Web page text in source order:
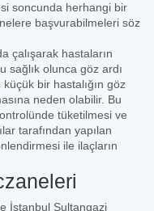
soncunda herhangi bir
başvurabilmeleri söz
çalışarak hastaların
sağlık olunca göz ardı
bir hastalığın göz
neden olabilir. Bu
tüketilmesi ve
tarafından yapılan
ile ilaçların
İstanbul Sultangazi